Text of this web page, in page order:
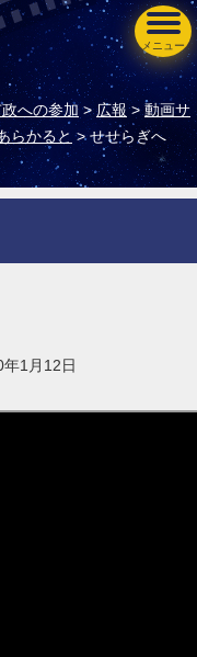
メニュー
への参加>広報 >動画サ
らかると > せせらぎへ
1月12日